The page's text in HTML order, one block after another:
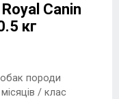
Canin
кг
породи
/ клас